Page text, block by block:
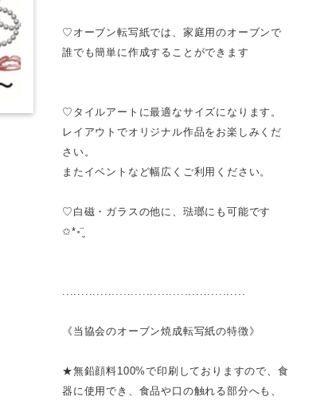
♡オーブン転写紙では、家庭用のオーブンで
誰でも簡単に作成することができます
♡タイルアートに最適なサイズになります。
レイアウトでオリジナル作品をお楽しみくだ
さい。
またイベントなど幅広くご利用ください。
♡白磁・ガラスの他に、琺瑯にも可能です
✩*॰¨̮
................................................
《当協会のオーブン焼成転写紙の特徴》
★無鉛顔料100%で印刷しておりますので、食
器に使用でき、食品や口の触れる部分へも、